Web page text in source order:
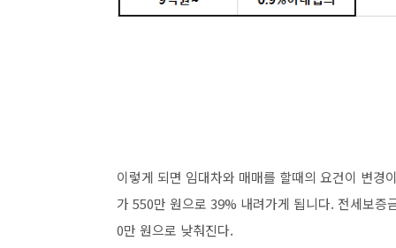
이렇게 되면 임대차와 매매를 할때의 요건이 변경
가 550만 원으로 39% 내려가게 됩니다. 전세보증
0만 원으로 낮춰진다.